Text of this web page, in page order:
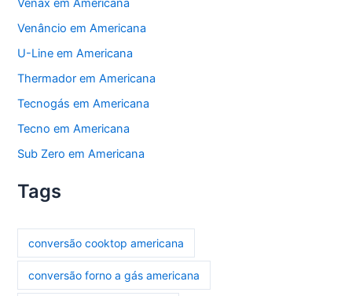
Venax em Americana
Venâncio em Americana
U-Line em Americana
Thermador em Americana
Tecnogás em Americana
Tecno em Americana
Sub Zero em Americana
Tags
conversão cooktop americana
conversão forno a gás americana